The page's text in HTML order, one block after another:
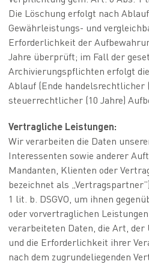
Die Löschung erfolgt nach
Gewährleistungs- und
Erforderlichkeit der
Jahre überprüft; im Fall der
Archivierungspflichten erfolgt
Ablauf (Ende handelsrechtlicher
steuerrechtlicher (10 Jahre)
Vertragliche Leistungen:
Wir verarbeiten die Daten
Interessenten sowie anderer
Mandanten, Klienten oder
bezeichnet als
1 lit. b. DSGVO, um ihnen
oder vorvertraglichen
verarbeiteten Daten, die Art, der
und die Erforderlichkeit ihrer
nach dem zugrundeliegenden